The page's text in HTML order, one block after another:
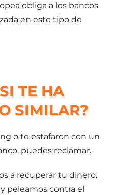
obliga a los bancos
en este tipo de
TE HA
SIMILAR?
o te estafaron con un
puedes reclamar.
a recuperar tu dinero.
peleamos contra el